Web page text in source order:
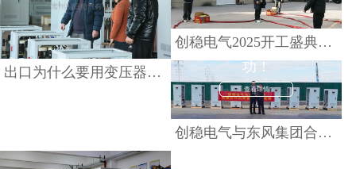
出口为什么要用变压器？三相460V 400V变208V变压器出口美国
创稳电气2025开工盛典：新征程，再启航
创稳电气与东风集团合作顺利，首批验货成功！
创稳电气与东风集团合
作顺利，首批验货成
功！
查看详情
创稳电气出口的变压
器，全球信赖之选！